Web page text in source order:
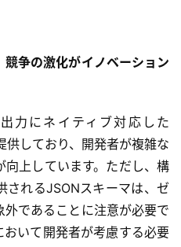
争の激化がイノベーション
力にネイティブ対応した
しており、開発者が複雑な
上しています。ただし、構
されるJSONスキーマは、ゼ
であることに注意が必要で
いて開発者が考慮する必要